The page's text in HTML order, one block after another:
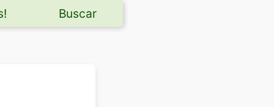
Buscar